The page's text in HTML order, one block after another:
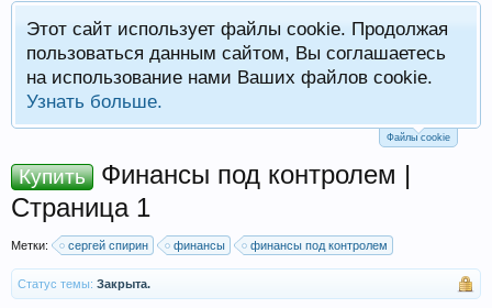
Этот сайт использует файлы cookie. Продолжая
пользоваться данным сайтом, Вы соглашаетесь
на использование нами Ваших файлов cookie.
Узнать больше.
Файлы cookie
Купить
Финансы под контролем |
Страница 1
Метки: сергей спирин финансы финансы под контролем
Статус темы: Закрыта.